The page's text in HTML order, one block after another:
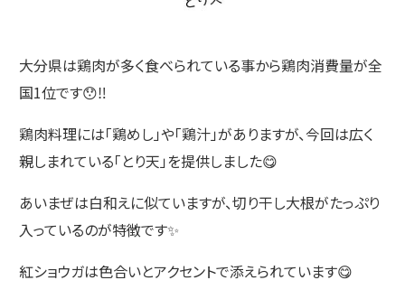
大分県は鶏肉が多く食べられている事から鶏肉消費量が全
国1位です😯‼️
鶏肉料理には「鶏めし」や「鶏汁」がありますが、今回は広く
親しまれている「とり天」を提供しました😋
あいまぜは白和えに似ていますが、切り干し大根がたっぷり
入っているのが特徴です✨
紅ショウガは色合いとアクセントで添えられています😋